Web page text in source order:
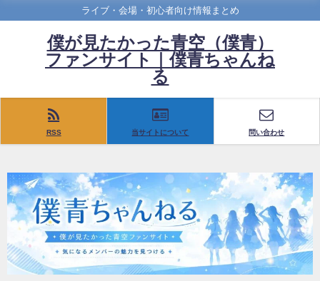
ライブ・会場・初心者向け情報まとめ
僕が見たかった青空（僕青）
ファンサイト｜僕青ちゃんね
る
RSS 当サイトについて 問い合わせ